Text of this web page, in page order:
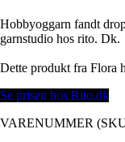
Hobbyoggarn fandt
garnstudio hos rito. Dk.
Dette produkt fra Flora
Se prisen hos Rito.dk
VARENUMMER